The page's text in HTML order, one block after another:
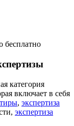
бесплатно
категория
включает в себя
, экспертиза
экспертиза